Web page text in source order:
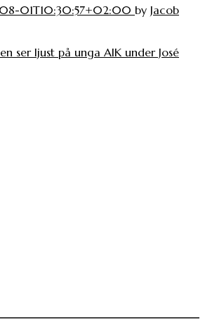
01T10:30:57+02:00 by Jacob
ser ljust på unga AIK under José